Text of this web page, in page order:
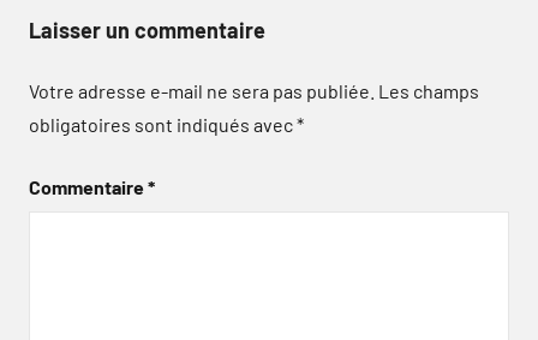
Laisser un commentaire
Votre adresse e-mail ne sera pas publiée. Les champs
obligatoires sont indiqués avec*
Commentaire*